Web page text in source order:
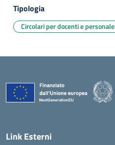
Tipologia
Circolari per docenti e
Link Esterni